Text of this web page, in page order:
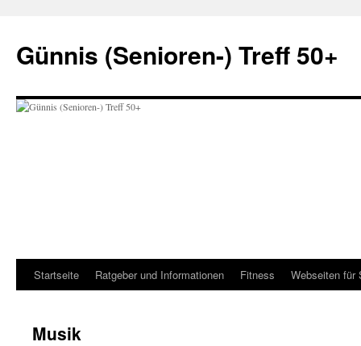
springen
Günnis (Senioren-) Treff 50+
Startseite Ratgeber und Informationen Fitness Webseiten für
Musik